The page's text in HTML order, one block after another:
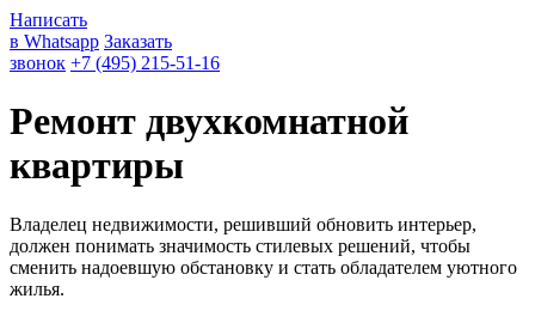
Написать
в Whatsapp Заказать
звонок +7 (495) 215-51-16
Ремонт двухкомнатной
квартиры
Владелец недвижимости, решивший обновить интерьер,
должен понимать значимость стилевых решений, чтобы
сменить надоевшую обстановку и стать обладателем уютного
жилья.